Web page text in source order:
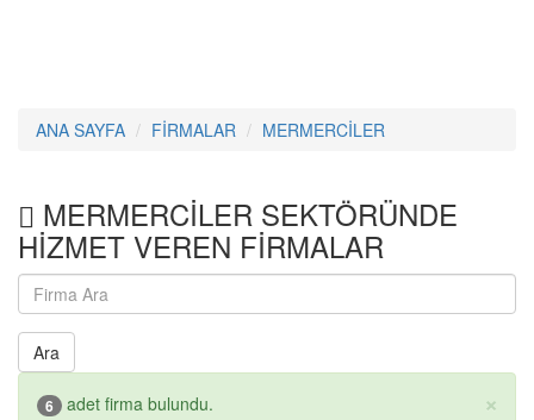
ANA SAYFA FİRMALAR MERMERCİLER
MERMERCİLER SEKTÖRÜNDE
HİZMET VEREN FİRMALAR
Ara
×
6 adet firma bulundu.